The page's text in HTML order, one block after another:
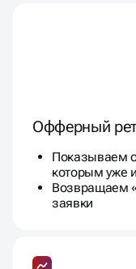
Офферный
Показываем
которым уже
Возвращаем
заявки